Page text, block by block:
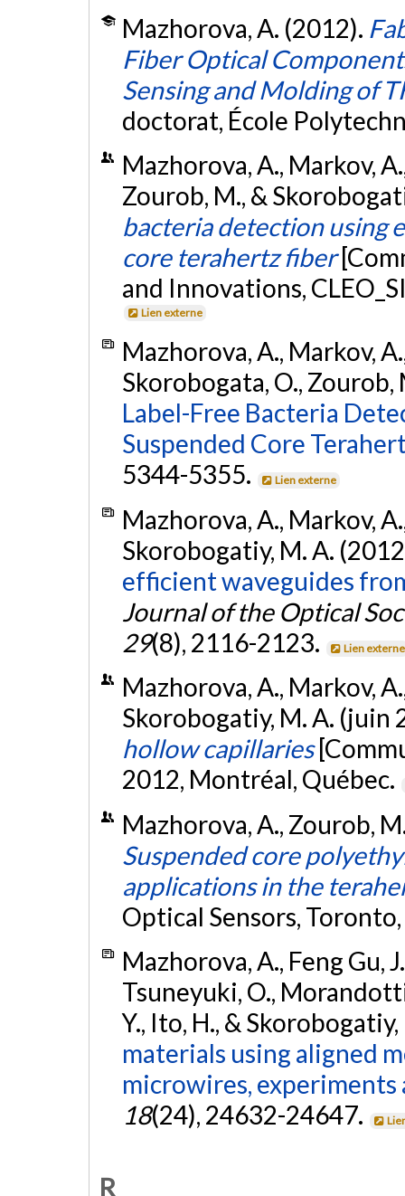
Mazhorova, A. (2012).
Fiber Optical
Sensing and Molding of
doctorat, École
Mazhorova, A., Markov,
Zourob, M., &
bacteria detection using
core terahertz fiber
and Innovations,
Lien externe
Mazhorova, A., Markov,
Skorobogata, O.,
Label-Free Bacteria
Suspended Core
5344-5355.
Lien externe
Mazhorova, A., Markov,
Skorobogatiy, M. A.
efficient waveguides
Journal of the Optical
29(8), 2116-2123. Lien externe
Mazhorova, A., Markov,
Skorobogatiy, M. A. (juin
hollow capillaries
2012, Montréal, Québec.
Mazhorova, A., Zourob,
Suspended core
applications in the
Optical Sensors,
Mazhorova, A., Feng Gu,
Tsuneyuki, O.,
Y., Ito, H., &
materials using aligned
microwires,
18(24), 24632-24647.
R